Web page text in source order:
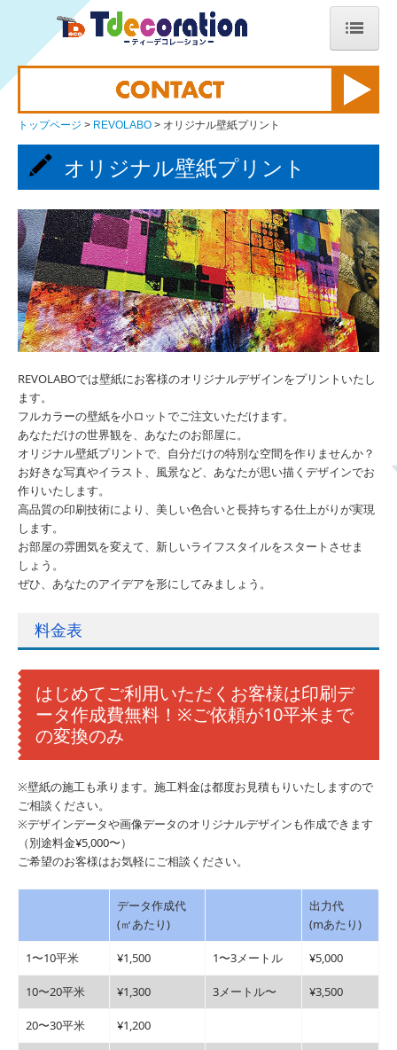
トップページ
Tdeco新商品紹介
商品紹介
ご注文フォーム（職人工具）
ご注文フォーム（オリジナルプリント）
ご注文フォーム（#職レボ）
大阪工具横丁のお知らせ
会社案内
REVOLABO
従業員募集
お知らせ
DIY教室オープン予定
☆イベント情報☆
国際交流 IN 韓国
W・W・Decoration 開催決定
トップページ REVOLABO オリジナル壁紙プリント
オリジナル壁紙プリント
REVOLABOでは壁紙にお客様のオリジナルデザインをプリントいたし
ます。
フルカラーの壁紙を小ロットでご注文いただけます。
あなただけの世界観を、あなたのお部屋に。
オリジナル壁紙プリントで、自分だけの特別な空間を作りませんか？
お好きな写真やイラスト、風景など、あなたが思い描くデザインでお
作りいたします。
高品質の印刷技術により、美しい色合いと長持ちする仕上がりが実現
します。
お部屋の雰囲気を変えて、新しいライフスタイルをスタートさせま
しょう。
ぜひ、あなたのアイデアを形にしてみましょう。
料金表
はじめてご利用いただくお客様は印刷デ
ータ作成費無料！※ご依頼が10平米まで
の変換のみ
※壁紙の施工も承ります。施工料金は都度お見積もりいたしますので
ご相談ください。
※デザインデータや画像データのオリジナルデザインも作成できます
（別途料金¥5,000〜）
ご希望のお客様はお気軽にご相談ください。
データ作成代
(㎡あたり)
出力代
(mあたり)
1〜10平米 ¥1,500 1〜3メートル ¥5,000
10〜20平米 ¥1,300 3メートル〜 ¥3,500
20〜30平米 ¥1,200